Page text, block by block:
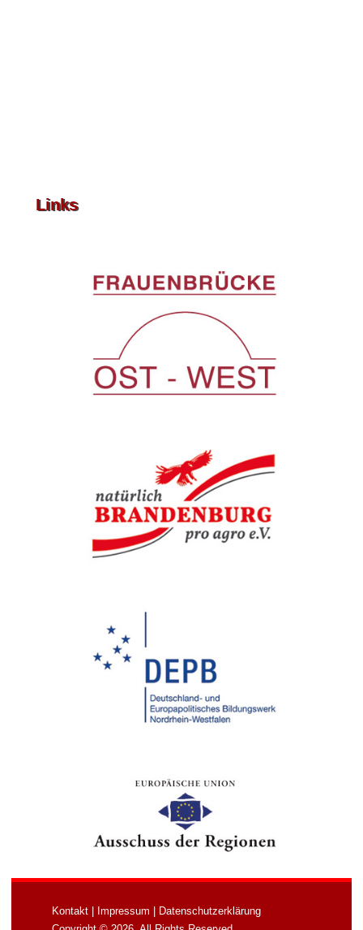
Links
Kontakt Impressum
Datenschutzerklärung